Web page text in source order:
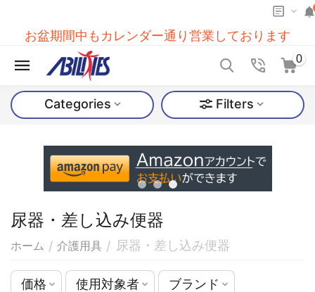
お盆期間中もカレンダー通り営業しております
0
Categories Filters
尿器・差し込み便器
ホーム / 介護用具 / 尿器・差し込み便器
価格 使用対象者 ブランド